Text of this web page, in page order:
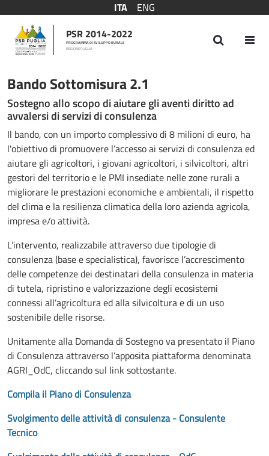
ITA
ENG
PSR 2014-2022
PROGRAMMA DI SVILUPPO RURALE
REGIONE PUGLIA
Bando Sottomisura 2.1
Bando Sottomisura 2.1
Sostegno allo scopo di aiutare gli aventi diritto ad
avvalersi di servizi di consulenza
Il bando, con un importo complessivo di 8 milioni di euro, ha
l'obiettivo di promuovere l’accesso ai servizi di consulenza ed
aiutare gli agricoltori, i giovani agricoltori, i silvicoltori, altri
gestori del territorio e le PMI insediate nelle zone rurali a
migliorare le prestazioni economiche e ambientali, il rispetto
del clima e la resilienza climatica della loro azienda agricola,
impresa e/o attività.
L’intervento, realizzabile attraverso due tipologie di
consulenza (base e specialistica), favorisce l’accrescimento
delle competenze dei destinatari della consulenza in materia
di tutela, ripristino e valorizzazione degli ecosistemi
connessi all’agricoltura ed alla silvicoltura e di un uso
sostenibile delle risorse.
Unitamente alla Domanda di Sostegno va presentato il Piano
di Consulenza attraverso l’apposita piattaforma denominata
AGRI_OdC, cliccando sul link sottostante.
Compila il Piano di Consulenza
Svolgimento delle attività di consulenza - Consulente
Tecnico